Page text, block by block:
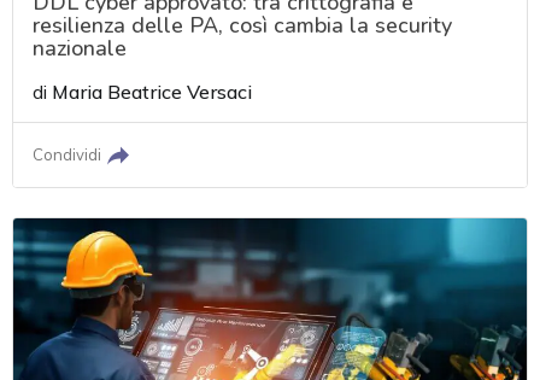
resilienza delle PA, così cambia la security
nazionale
di Maria Beatrice Versaci
Condividi